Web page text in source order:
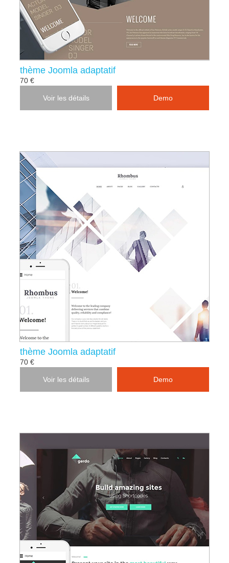
thème Joomla adaptatif
70 €
Voir les détails Demo
thème Joomla adaptatif
70 €
Voir les détails Demo